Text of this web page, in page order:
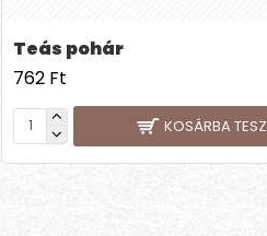
Teás pohár
762 Ft
KOSÁRBA TESZ